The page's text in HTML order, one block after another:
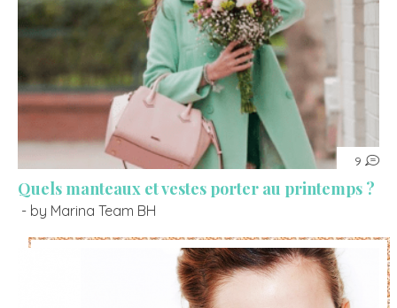
9
Quels manteaux et vestes porter au printemps ?
- by Marina Team BH